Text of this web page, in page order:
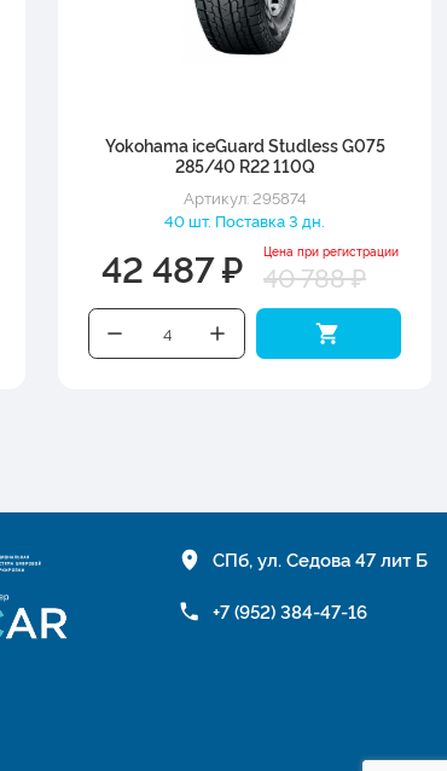
Yokohama iceGuard Studless G075
285/40 R22 110Q
Артикул: 295874
40 шт. Поставка 3 дн.
42 487 ₽ Цена при регистрации
40 788 ₽
СПб, ул. Седова 47 лит Б
+7 (952) 384-47-16